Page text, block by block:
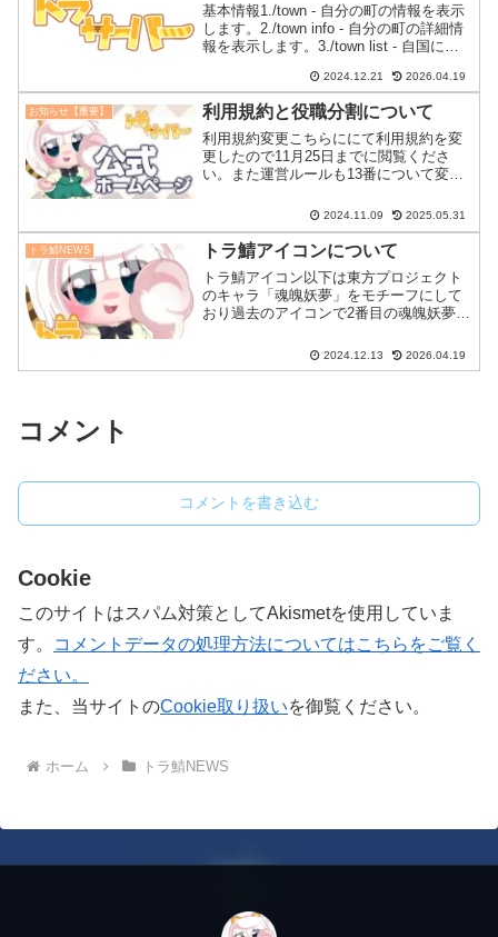
基本情報1./town - 自分の町の情報を表示
します。2./town info - 自分の町の詳細情
報を表示します。3./town list - 自国に所
map- 自分の町の地図を表示します。...
2024.12.21 2026.04.19
お知らせ【重要】 利用規約と役職分割について
利用規約変更こちらににて利用規約を変
更したので11月25日までに閲覧くださ
い。また運営ルールも13番について変え
分割技術者の中でもかなり必要な知識が
分けさせていただき...
2024.11.09 2025.05.31
トラ鯖NEWS トラ鯖アイコンについて
トラ鯖アイコン以下は東方プロジェクト
のキャラ「魂魄妖夢」をモチーフにして
おり過去のアイコンで2番目の魂魄妖夢で
約をしっかりと遵守してください
2024.12.13 2026.04.19
コメント
コメントを書き込む
Cookie
このサイトはスパム対策としてAkismetを使用していま
す。
コメントデータの処理方法についてはこちらをご覧く
ださい。
また、当サイトのCookie取り扱いを御覧ください。
ホーム トラ鯖NEWS